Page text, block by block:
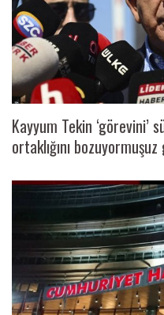
Kayyum Tekin ‘görevini’
ortaklığını